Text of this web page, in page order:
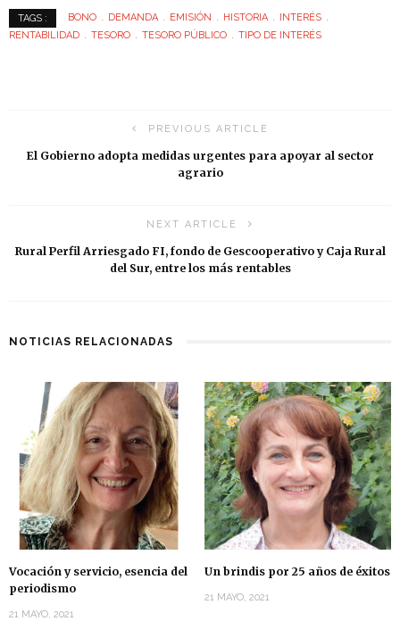
TAGS : BONO DEMANDA EMISIÓN HISTORIA
INTERÉS
RENTABILIDAD
TESORO TESORO PÚBLICO TIPO DE INTERÉS
PREVIOUS ARTICLE
El Gobierno adopta medidas urgentes para apoyar al sector
agrario
NEXT ARTICLE
Rural Perfil Arriesgado FI, fondo de Gescooperativo y Caja Rural
del Sur, entre los más rentables
NOTICIAS RELACIONADAS
Vocación y servicio, esencia del
periodismo
21 MAYO, 2021
Un brindis por 25 años de éxitos
21 MAYO, 2021